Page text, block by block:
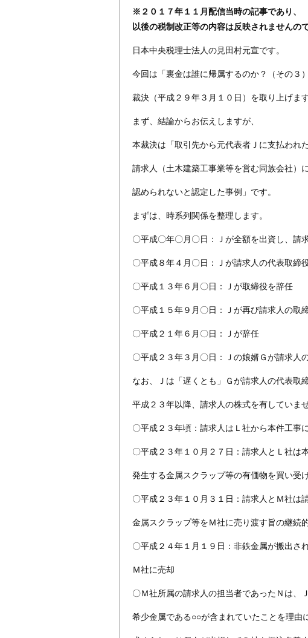
※２０１７年１１月配信当時の記事であり、
以後の税制改正等の内容は反映されませんの
日本中央税理士法人の見田村元宣です。
今回は「裏金は誰に帰属するのか？（その３
裁決（平成２９年３月１０日）を取り上げます
まず、結論からお伝えしますが、
本裁決は「取引先から元代表者Ｊに支払われた
請求人（土木建築工事業等を営む同族会社）
認められないと認定した事例」です。
まずは、時系列関係を整理します。
〇平成〇年〇月〇日：Ｊが全額を出資し、請
〇平成８年４月〇日：Ｊが請求人の代表取締
〇平成１３年６月〇日：Ｊが取締役を辞任
〇平成１５年９月〇日：Ｊが再び請求人の取
〇平成２１年６月〇日：Ｊが辞任
〇平成２３年３月〇日：Ｊの娘婿Ｇが請求人
なお、Ｊは「遅くとも」Ｇが請求人の代表取
平成２３年以降、請求人の株式を有していま
〇平成２３年頃：請求人はＬ社から本件工事
〇平成２３年１０月２７日：請求人とＬ社は
発生する金属スクラップ等の有価物を買い受
〇平成２３年１０月３１日：請求人とＭ社は
金属スクラップ等をＭ社に売り渡す旨の継続
〇平成２４年１月１９日：非鉄金属が搬出さ
Ｍ社に売却
〇Ｍ社所属の請求人の担当者であったＮは、
希少金属である○○が含まれていたことを理由